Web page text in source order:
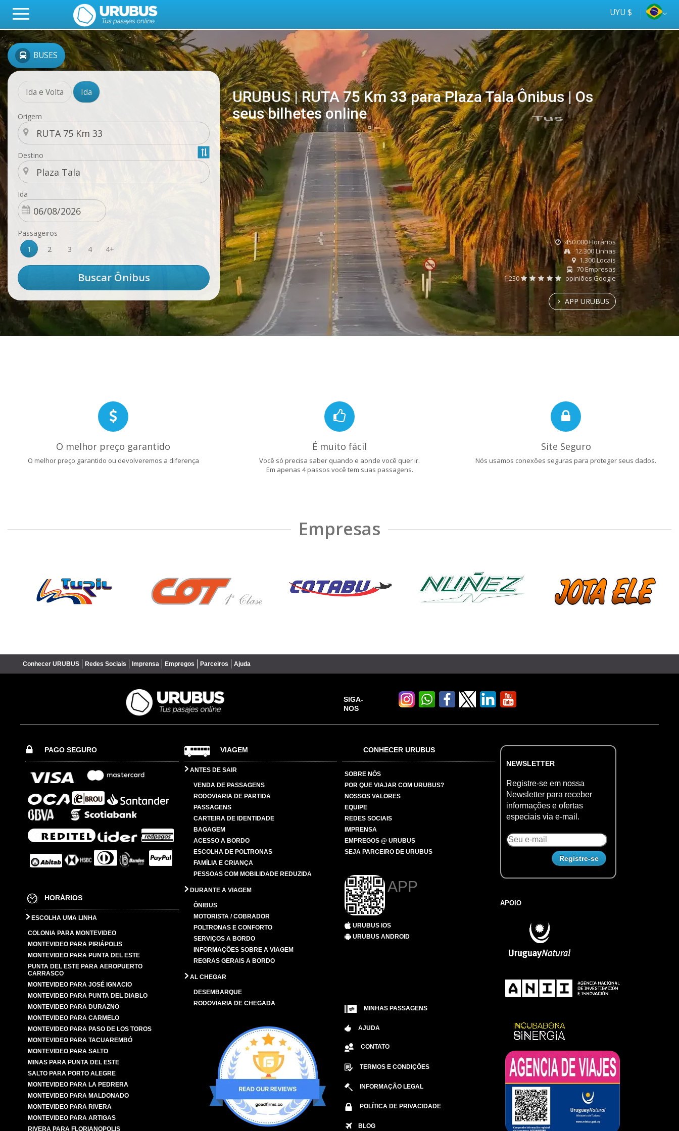
UYU $
BUSES
Ida e Volta Ida
Origem
Destino
Ida
Passageiros
1
2 3 4 4+
URUBUS | RUTA 75 Km 33 para Plaza Tala Ônibus | Os
seus bilhetes online
online
Tus
ómnibus
450.000 Horários
12.300 Linhas
1.300 Locais
70 Empresas
1.230
opiniões Google
APP URUBUS
O melhor preço garantido
O melhor preço garantido ou devolveremos a diferença
É muito fácil
Você só precisa saber quando e aonde você quer ir.
Em apenas 4 passos você tem suas passagens.
Site Seguro
Nós usamos conexões seguras para proteger seus dados.
Empresas
Conhecer URUBUS Redes Sociais Imprensa Empregos Parceiros Ajuda
SIGA-
NOS
PAGO SEGURO
HORÁRIOS
ESCOLHA UMA LINHA
COLONIA PARA MONTEVIDEO
MONTEVIDEO PARA PIRIÁPOLIS
MONTEVIDEO PARA PUNTA DEL ESTE
PUNTA DEL ESTE PARA AEROPUERTO
CARRASCO
MONTEVIDEO PARA JOSÉ IGNACIO
MONTEVIDEO PARA PUNTA DEL DIABLO
MONTEVIDEO PARA DURAZNO
MONTEVIDEO PARA CARMELO
MONTEVIDEO PARA PASO DE LOS TOROS
MONTEVIDEO PARA TACUAREMBÓ
MONTEVIDEO PARA SALTO
MINAS PARA PUNTA DEL ESTE
SALTO PARA PORTO ALEGRE
MONTEVIDEO PARA LA PEDRERA
MONTEVIDEO PARA MALDONADO
MONTEVIDEO PARA RIVERA
MONTEVIDEO PARA ARTIGAS
RIVERA PARA FLORIANOPOLIS
VIAGEM
ANTES DE SAIR
VENDA DE PASSAGENS
RODOVIARIA DE PARTIDA
PASSAGENS
CARTEIRA DE IDENTIDADE
BAGAGEM
ACESSO A BORDO
ESCOLHA DE POLTRONAS
FAMÍLIA E CRIANÇA
PESSOAS COM MOBILIDADE REDUZIDA
DURANTE A VIAGEM
ÔNIBUS
MOTORISTA / COBRADOR
POLTRONAS E CONFORTO
SERVIÇOS A BORDO
INFORMAÇÕES SOBRE A VIAGEM
REGRAS GERAIS A BORDO
AL CHEGAR
DESEMBARQUE
RODOVIARIA DE CHEGADA
CONHECER URUBUS
SOBRE NÓS
POR QUE VIAJAR COM URUBUS?
NOSSOS VALORES
EQUIPE
REDES SOCIAIS
IMPRENSA
EMPREGOS @ URUBUS
SEJA PARCEIRO DE URUBUS
APP
URUBUS IOS
URUBUS ANDROID
MINHAS PASSAGENS
AJUDA
CONTATO
TERMOS E CONDIÇÕES
INFORMAÇÃO LEGAL
POLÍTICA DE PRIVACIDADE
BLOG
NEWSLETTER
Registre-se em nossa
Newsletter para receber
informações e ofertas
especiais via e-mail.
APOIO